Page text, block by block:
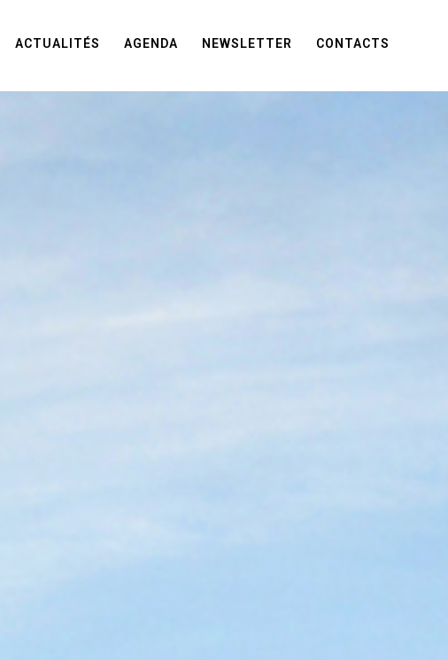
ACTUALITÉS AGENDA NEWSLETTER CONTACTS